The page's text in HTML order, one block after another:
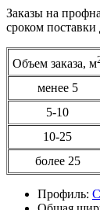
Заказы на
сроком поставки
Объем заказа, м
менее 5
5-10
10-25
более 25
Профиль: